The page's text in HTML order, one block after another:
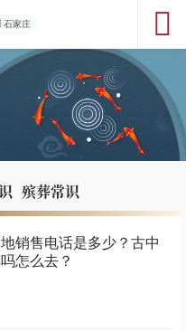
石家庄
殡葬常识
销售电话是多少？古中
怎么去？